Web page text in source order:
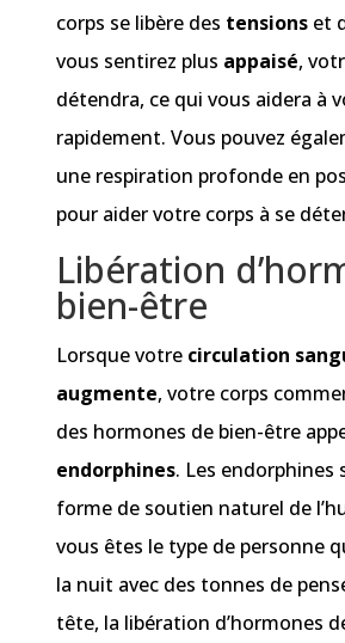
corps se libère des tensionset
vous sentirez plus appaisé,
détendra, ce qui vous aidera à
rapidement. Vous pouvez
une respiration profonde en
pour aider votre corps à se
Libération
bien-être
Lorsque votre circulation
augmente, votre corps
des hormones de bien-être
endorphines. Les endorphines
forme de soutien naturel de
vous êtes le type de personne
la nuit avec des tonnes de
tête, la libération d’hormones